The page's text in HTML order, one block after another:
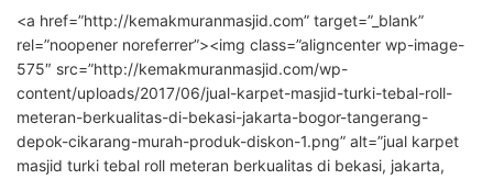
<a href=”http://kemakmuranmasjid.com” target=”_blank”
rel=”noopener noreferrer”><img class=”aligncenter wp-image-
575″ src=”http://kemakmuranmasjid.com/wp-
content/uploads/2017/06/jual-karpet-masjid-turki-tebal-roll-
meteran-berkualitas-di-bekasi-jakarta-bogor-tangerang-
depok-cikarang-murah-produk-diskon-1.png” alt=”jual karpet
masjid turki tebal roll meteran berkualitas di bekasi, jakarta,